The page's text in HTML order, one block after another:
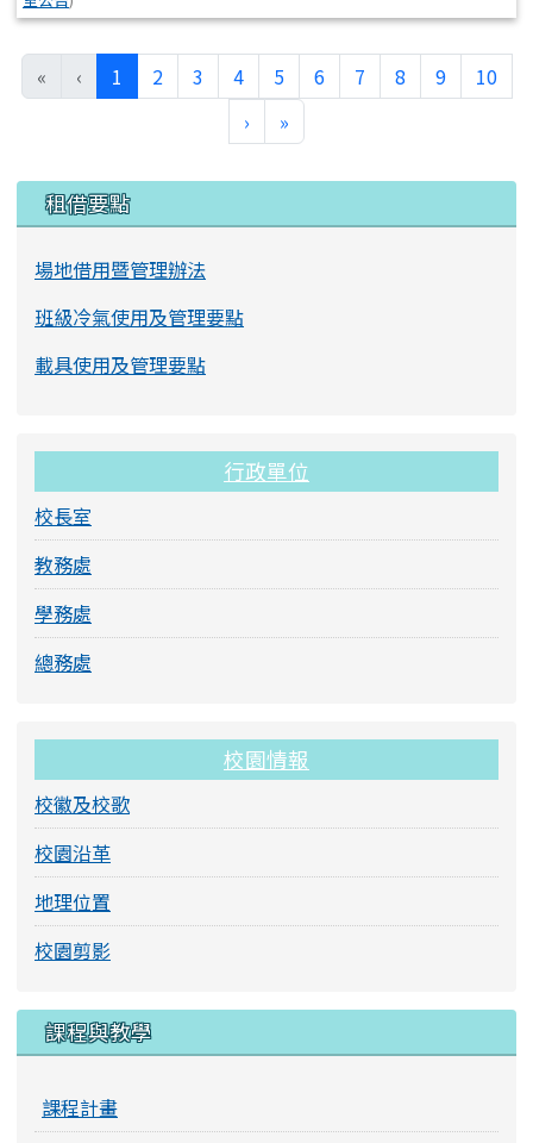
« ‹ 1 (目前頁次)
2 3 4 5 6 7 8 9
10
›下一頁
»最後頁
左邊區域內容
租借要點
場地借用暨管理辦法
班級冷氣使用及管理要點
載具使用及管理要點
行政單位
校長室
教務處
學務處
總務處
校園情報
校徽及校歌
校園沿革
地理位置
校園剪影
課程與教學
課程計畫